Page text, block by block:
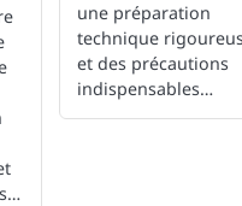
une préparation
technique
et des précautions
indispensables…